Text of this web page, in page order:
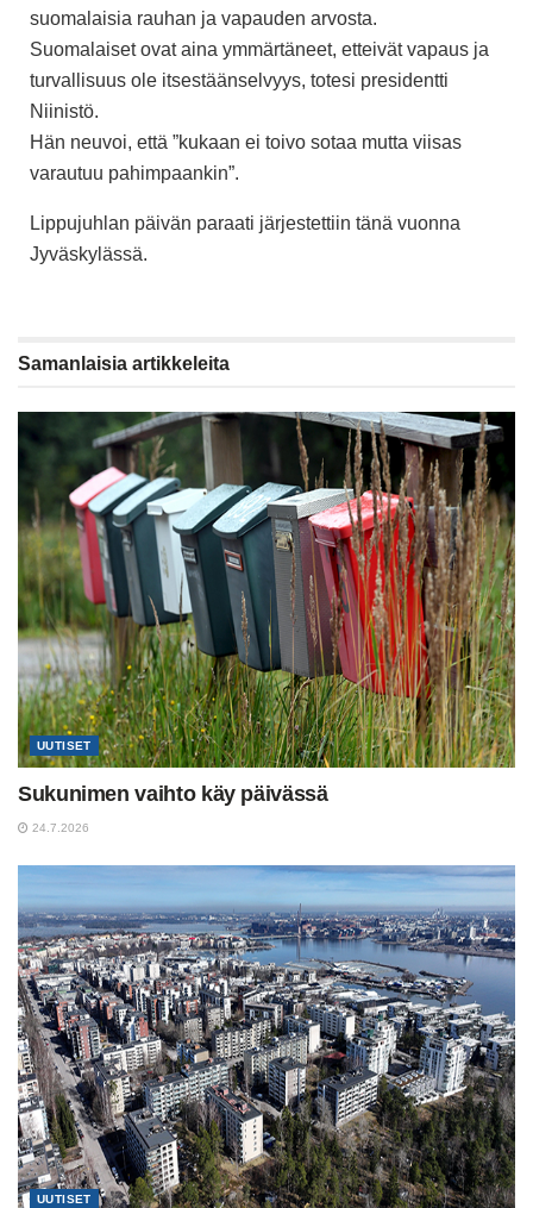
suomalaisia rauhan ja vapauden arvosta.
Suomalaiset ovat aina ymmärtäneet, etteivät vapaus ja
turvallisuus ole itsestäänselvyys, totesi presidentti
Niinistö.
Hän neuvoi, että ”kukaan ei toivo sotaa mutta viisas
varautuu pahimpaankin”.
Lippujuhlan päivän paraati järjestettiin tänä vuonna
Jyväskylässä.
Samanlaisia artikkeleita
UUTISET
Sukunimen vaihto käy päivässä
24.7.2026
UUTISET